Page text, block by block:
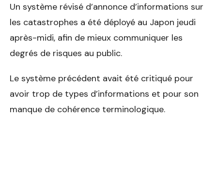
Un système révisé d’annonce d’informations sur
les catastrophes a été déployé au Japon jeudi
après-midi, afin de mieux communiquer les
degrés de risques au public.
Le système précédent avait été critiqué pour
avoir trop de types d’informations et pour son
manque de cohérence terminologique.